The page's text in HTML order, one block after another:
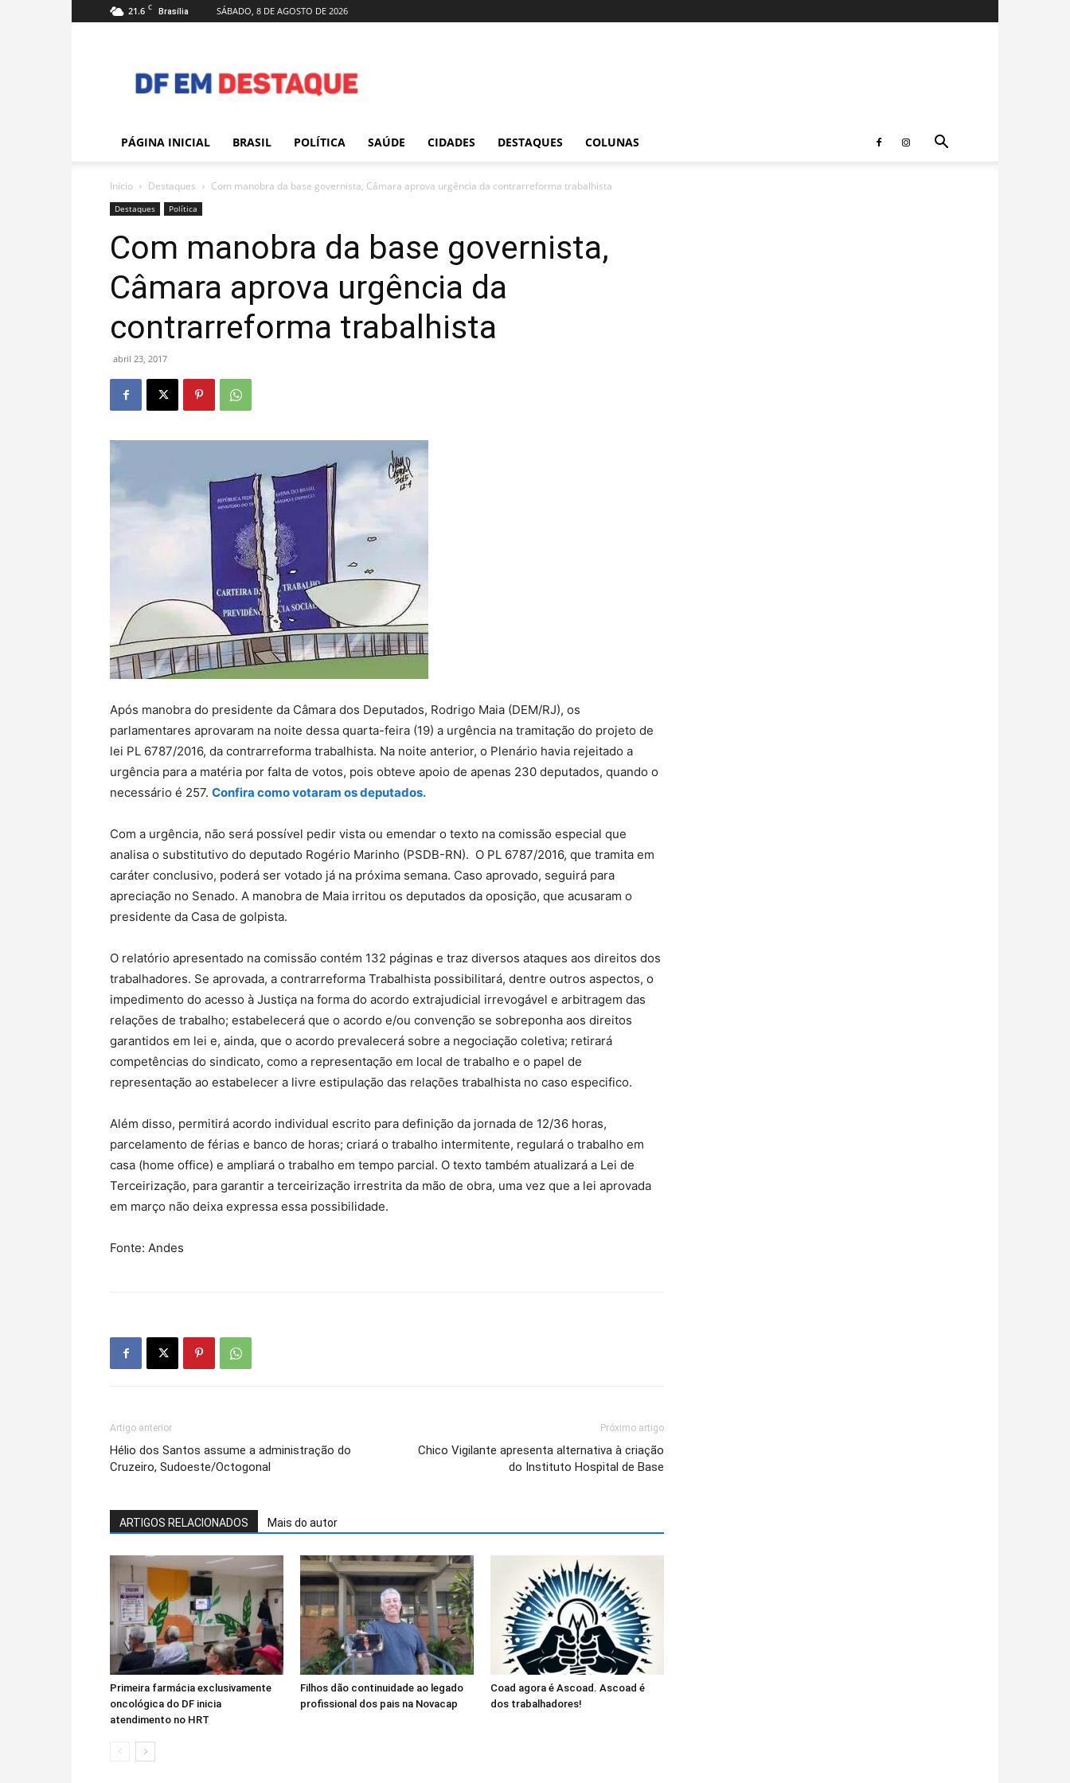
21.6 C Brasília SÁBADO, 8 DE AGOSTO DE 2026
em
Destaque
PÁGINA INICIAL BRASIL POLÍTICA SAÚDE CIDADES DESTAQUES COLUNAS
Início Destaques Com manobra da base governista, Câmara aprova urgência da contrarreforma trabalhista
Destaques Política
Com manobra da base governista,
Câmara aprova urgência da
contrarreforma trabalhista
abril 23, 2017
Após manobra do presidente da Câmara dos Deputados, Rodrigo Maia (DEM/RJ), os
parlamentares aprovaram na noite dessa quarta-feira (19) a urgência na tramitação do projeto de
lei PL 6787/2016, da contrarreforma trabalhista. Na noite anterior, o Plenário havia rejeitado a
urgência para a matéria por falta de votos, pois obteve apoio de apenas 230 deputados, quando o
necessário é 257. Confira como votaram os deputados.
Com a urgência, não será possível pedir vista ou emendar o texto na comissão especial que
analisa o substitutivo do deputado Rogério Marinho (PSDB-RN). O PL 6787/2016, que tramita em
caráter conclusivo, poderá ser votado já na próxima semana. Caso aprovado, seguirá para
apreciação no Senado. A manobra de Maia irritou os deputados da oposição, que acusaram o
presidente da Casa de golpista.
O relatório apresentado na comissão contém 132 páginas e traz diversos ataques aos direitos dos
trabalhadores. Se aprovada, a contrarreforma Trabalhista possibilitará, dentre outros aspectos, o
impedimento do acesso à Justiça na forma do acordo extrajudicial irrevogável e arbitragem das
relações de trabalho; estabelecerá que o acordo e/ou convenção se sobreponha aos direitos
garantidos em lei e, ainda, que o acordo prevalecerá sobre a negociação coletiva; retirará
competências do sindicato, como a representação em local de trabalho e o papel de
representação ao estabelecer a livre estipulação das relações trabalhista no caso especifico.
Além disso, permitirá acordo individual escrito para definição da jornada de 12/36 horas,
parcelamento de férias e banco de horas; criará o trabalho intermitente, regulará o trabalho em
casa (home office) e ampliará o trabalho em tempo parcial. O texto também atualizará a Lei de
Terceirização, para garantir a terceirização irrestrita da mão de obra, uma vez que a lei aprovada
em março não deixa expressa essa possibilidade.
Fonte: Andes
Artigo anterior
Hélio dos Santos assume a administração do
Cruzeiro, Sudoeste/Octogonal
Próximo artigo
Chico Vigilante apresenta alternativa à criação
do Instituto Hospital de Base
ARTIGOS RELACIONADOS Mais do autor
Primeira farmácia exclusivamente
oncológica do DF inicia
atendimento no HRT
Filhos dão continuidade ao legado
profissional dos pais na Novacap
Coad agora é Ascoad. Ascoad é
dos trabalhadores!